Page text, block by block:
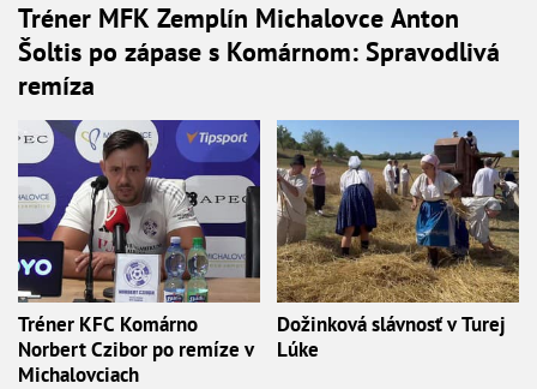
Tréner MFK Zemplín Michalovce Anton
Šoltis po zápase s Komárnom: Spravodlivá
remíza
Tréner KFC Komárno
Norbert Czibor po remíze v
Michalovciach
Dožinková slávnosť v Turej
Lúke